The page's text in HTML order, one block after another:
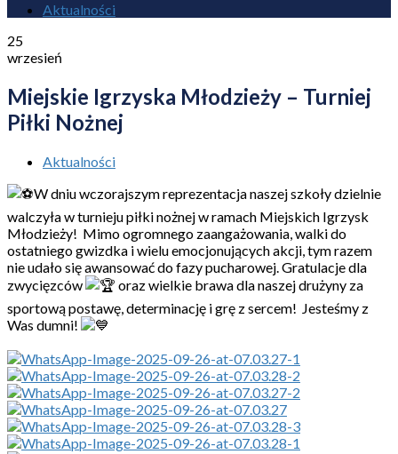
Aktualności
25
wrzesień
Miejskie Igrzyska Młodzieży – Turniej
Piłki Nożnej
Aktualności
W dniu wczorajszym reprezentacja naszej szkoły dzielnie
walczyła w turnieju piłki nożnej w ramach Miejskich Igrzysk
Młodzieży! Mimo ogromnego zaangażowania, walki do
ostatniego gwizdka i wielu emocjonujących akcji, tym razem
nie udało się awansować do fazy pucharowej. Gratulacje dla
zwycięzców
oraz wielkie brawa dla naszej drużyny za
sportową postawę, determinację i grę z sercem! Jesteśmy z
Was dumni!